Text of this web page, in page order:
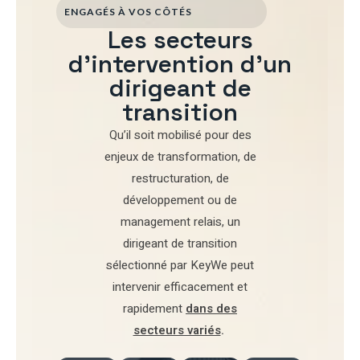
ENGAGÉS À VOS CÔTÉS
Les secteurs
d'intervention d'un
dirigeant de
transition
Qu’il soit mobilisé pourdes
enjeux de transformation, de
restructuration, de
développementou de
management relais, un
dirigeant de transition
sélectionné par KeyWe peut
intervenir efficacement et
rapidement dans des
secteurs variés.